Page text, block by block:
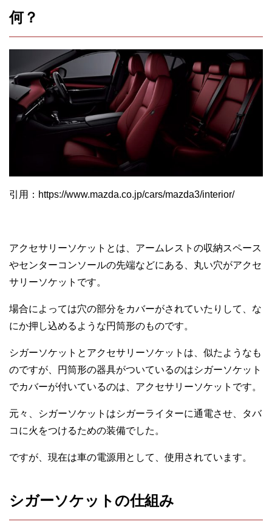
何？
引用：https://www.mazda.co.jp/cars/mazda3/interior/
アクセサリーソケットとは、アームレストの収納スペース
やセンターコンソールの先端などにある、丸い穴がアクセ
サリーソケットです。
場合によっては穴の部分をカバーがされていたりして、な
にか押し込めるような円筒形のものです。
シガーソケットとアクセサリーソケットは、似たようなも
のですが、円筒形の器具がついているのはシガーソケット
でカバーが付いているのは、アクセサリーソケットです。
元々、シガーソケットはシガーライターに通電させ、タバ
コに火をつけるための装備でした。
ですが、現在は車の電源用として、使用されています。
シガーソケットの仕組み